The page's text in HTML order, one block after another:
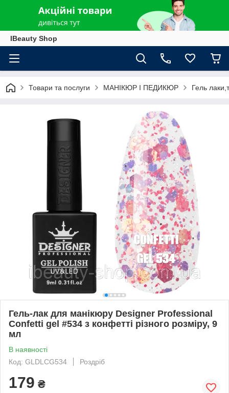
IBeauty Shop
Товари та послуги МАНІКЮР І ПЕДИКЮР Гель
Гель-лак для манікюру Designer Professional
Confetti gel #534 з конфетті різного розміру, 9
мл
В наявності
Код: GLDLCG534
Роздріб
179 ₴